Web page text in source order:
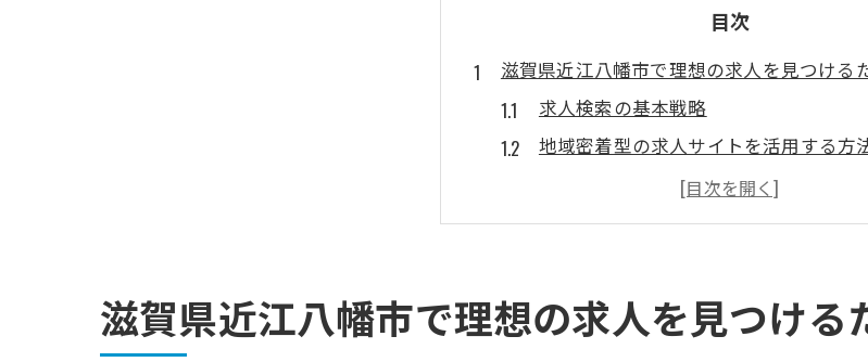
目次
滋賀県近江八幡市で理想の求人を見つける
求人検索の基本戦略
地域密着型の求人サイトを活用する方
ネットワーキングで仕事のチャンスを
自己分析とキャリアプランの重要性
フォローアップと交渉のポイント
求職者必見近江八幡市での仕事探しのコツ
滋賀県近江八幡市で理想の求人を見つける